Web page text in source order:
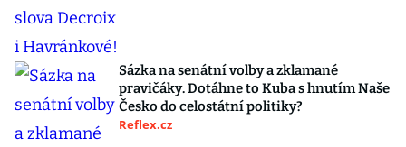
Sázka na senátní volby a zklamané
pravičáky. Dotáhne to Kuba s hnutím Naše
Česko do celostátní politiky?
Reflex.cz